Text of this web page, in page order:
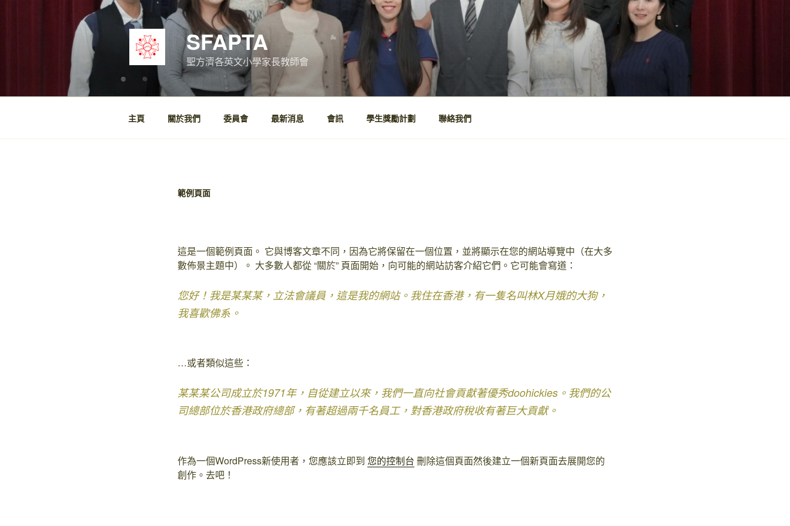
SFAPTA
聖方濟各英文小學家長教師會
主頁 關於我們 委員會 最新消息 會訊 學生獎勵計劃 聯絡我們
範例頁面
這是一個範例頁面。 它與博客文章不同，因為它將保留在一個位置，並將顯示在您的網站導覽中（在大多
數佈景主題中）。 大多數人都從 “關於” 頁面開始，向可能的網站訪客介紹它們。它可能會寫道：
您好！我是某某某，立法會議員，這是我的網站。我住在香港，有一隻名叫林X月娥的大狗，
我喜歡佛系。
…或者類似這些：
某某某公司成立於1971年，自從建立以來，我們一直向社會貢獻著優秀doohickies。我們的公
司總部位於香港政府總部，有著超過兩千名員工，對香港政府稅收有著巨大貢獻。
作為一個WordPress新使用者，您應該立即到 您的控制台 刪除這個頁面然後建立一個新頁面去展開您的
創作。去吧！